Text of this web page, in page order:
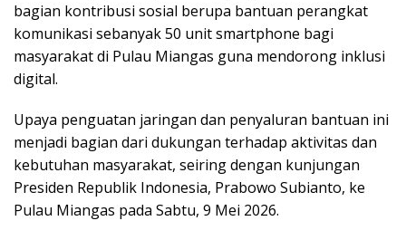
bagian kontribusi sosial berupa bantuan perangkat
komunikasi sebanyak 50 unit smartphone bagi
masyarakat di Pulau Miangas guna mendorong inklusi
digital.
Upaya penguatan jaringan dan penyaluran bantuan ini
menjadi bagian dari dukungan terhadap aktivitas dan
kebutuhan masyarakat, seiring dengan kunjungan
Presiden Republik Indonesia, Prabowo Subianto, ke
Pulau Miangas pada Sabtu, 9 Mei 2026.